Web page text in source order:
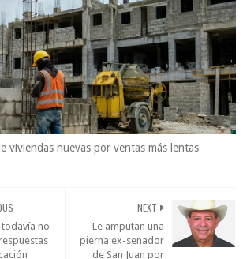
viviendas nuevas por ventas más lentas
NEXT
Le amputan una
pierna ex-senador
de San Juan por
todavía no